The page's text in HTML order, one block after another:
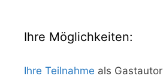
Ihre Möglichkeiten:
Ihre Teilnahme als Gastautor